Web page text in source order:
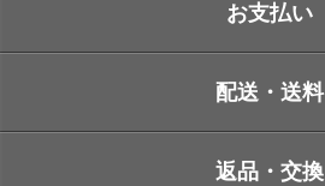
お支払い
配送・送料
返品・交換